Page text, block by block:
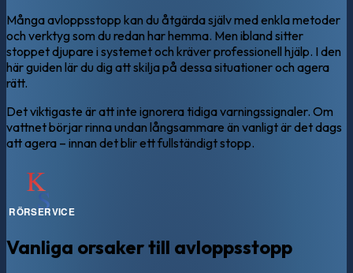
Många avloppsstopp kan du åtgärda själv med enkla metoder
och verktyg som du redan har hemma. Men ibland sitter
stoppet djupare i systemet och kräver professionell hjälp. I den
här guiden lär du dig att skilja på dessa situationer och agera
rätt.
Det viktigaste är att inte ignorera tidiga varningssignaler. Om
vattnet börjar rinna undan långsammare än vanligt är det dags
att agera – innan det blir ett fullständigt stopp.
Vanliga orsaker till avloppsstopp